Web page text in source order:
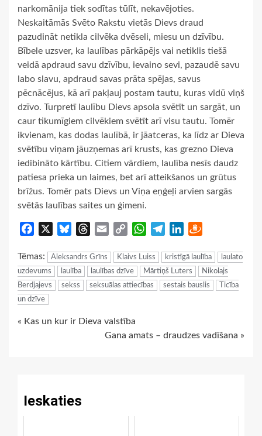
narkomānija tiek sodītas tūlīt, nekavējoties.
Neskaitāmās Svēto Rakstu vietās Dievs draud
pazudināt netikla cilvēka dvēseli, miesu un dzīvību.
Bībele uzsver, ka laulības pārkāpējs vai netiklis tiešā
veidā apdraud savu dzīvību, ievaino sevi, pazaudē savu
labo slavu, apdraud savas prāta spējas, savus
pēcnācējus, kā arī pakļauj postam tautu, kuras vidū viņš
dzīvo. Turpretī laulību Dievs apsola svētīt un sargāt, un
caur tikumīgiem cilvēkiem svētīt arī visu tautu. Tomēr
ikvienam, kas dodas laulībā, ir jāatceras, ka līdz ar Dieva
svētību viņam jāuzņemas arī krusts, kas grezno Dieva
iedibināto kārtību. Citiem vārdiem, laulība nesīs daudz
patiesa prieka un laimes, bet arī atteikšanos un grūtus
brīžus. Tomēr pats Dievs un Viņa eņģeļi arvien sargās
svētās laulības saites un ģimeni.
Facebook BlueskyThreads
Email
Copy
WhatsApp
TelegramLinkedIn
Tēmas: Aleksandrs Grīns Klaivs Luiss kristīgā laulība
laulato
uzdevums
laulība laulības dzīve Mārtiņš Luters
Nikolajs
Berdjajevs
sekss seksuālas attiecības sestais bauslis
Ticība
un dzīve
Continue
« Kas un kur ir Dieva valstība
Gana amats – draudzes vadīšana »
Ieskaties